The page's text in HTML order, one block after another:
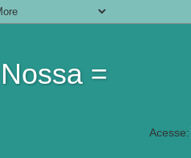
=
Acesse: